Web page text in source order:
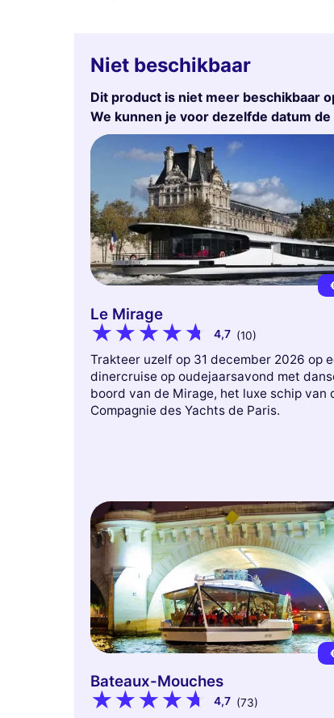
Niet beschikbaar
Dit product is niet meer beschikbaar
We kunnen je voor dezelfde datum
Le Mirage
4,7 (10)
Trakteer uzelf op 31 december 2026 op
dinercruise op oudejaarsavond met
boord van de Mirage, het luxe schip van
Compagnie des Yachts de Paris.
Bateaux-Mouches
4,7 (73)